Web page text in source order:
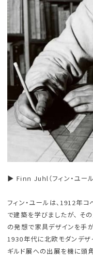
▶ Finn Juhl（フィン・ユール
フィン・ユールは、1912年
で建築を学びましたが、 そ
の発想で家具デザインを手
1930年代に北欧モダンデザ
ギルド展への出展を機に頭角